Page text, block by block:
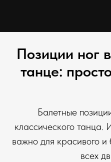
Позиции ног
танце:
Балетные
классического танца.
важно для красивого и
всех